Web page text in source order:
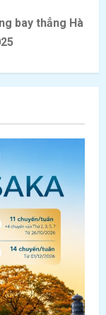
bay thẳng Hà